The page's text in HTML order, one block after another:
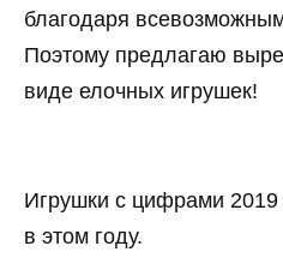
благодаря
Поэтому предлагаю
виде елочных игрушек!
Игрушки с цифрами 2019
в этом году.